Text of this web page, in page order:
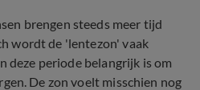
brengen steeds meer tijd
wordt de 'lentezon' vaak
periode belangrijk is om
De zon voelt misschien nog